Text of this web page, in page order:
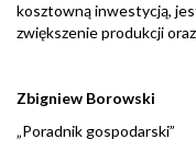
kosztowną inwestycją,
zwiększenie produkcji
Zbigniew Borowski
„Poradnik gospodarski”